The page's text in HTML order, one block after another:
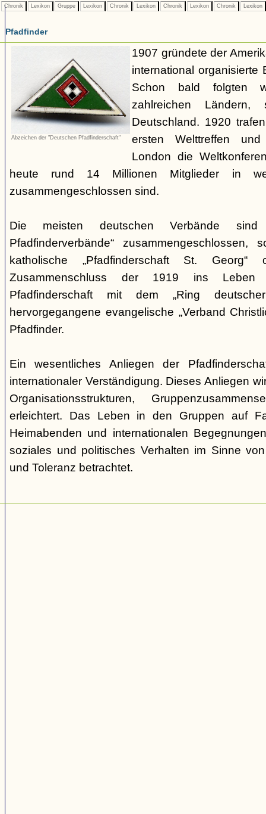
Chronik Lexikon Gruppe Lexikon Chronik Lexikon Chronik Lexikon Chronik Lexikon
Pfadfinder
Abzeichen der "Deutschen Pfadfinderschaft"
1907 gründete der
international organisierte
Schon bald folgten
zahlreichen
Deutschland. 1920
ersten Welttreffen
London die
heute rund 14 Millionen Mitglieder in
zusammengeschlossen sind.
Die meisten deutschen Verbände
Pfadfinderverbände“
katholische „Pfadfinderschaft St.
Zusammenschluss der 1919 ins Leben
Pfadfinderschaft mit dem „Ring deutscher
hervorgegangene evangelische „Verband
Pfadfinder.
Ein wesentliches Anliegen der
internationaler Verständigung. Dieses Anliegen
Organisationsstrukturen,
erleichtert. Das Leben in den Gruppen auf
Heimabenden und internationalen
soziales und politisches Verhalten im Sinne
und Toleranz betrachtet.